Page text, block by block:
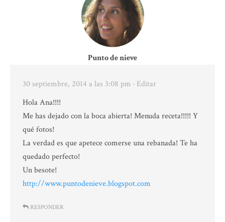
Punto de nieve
30 septiembre, 2014 a las 3:08 pm · Editar
Hola Ana!!!!
Me has dejado con la boca abierta! Menuda receta!!!!! Y
qué fotos!
La verdad es que apetece comerse una rebanada! Te ha
quedado perfecto!
Un besote!
http://www.puntodenieve.blogspot.com
RESPONDER